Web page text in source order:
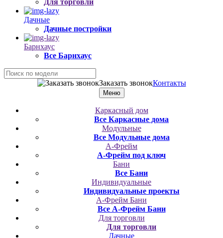
Для торговли
Дачные
Дачные постройки
Барнхаус
Все Барнхаус
Заказать звонокКонтакты
Меню
Каркасный дом
Все Каркасные дома
Модульные
Все Модульные дома
А-Фрейм
А-Фрейм под ключ
Бани
Все Бани
Индивидуальные
Индивидуальные проекты
А-Фрейм Бани
Все А-Фрейм Бани
Для торговли
Для торговли
Дачные